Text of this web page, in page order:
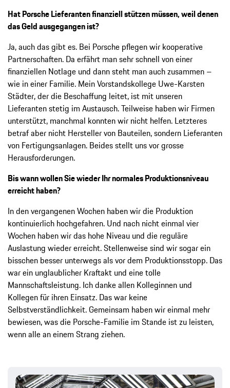
Hat Porsche Lieferanten finanziell stützen müssen, weil denen
das Geld ausgegangen ist?
Ja, auch das gibt es. Bei Porsche pflegen wir kooperative
Partnerschaften. Da erfährt man sehr schnell von einer
finanziellen Notlage und dann steht man auch zusammen –
wie in einer Familie. Mein Vorstandskollege Uwe-Karsten
Städter, der die Beschaffung leitet, ist mit unseren
Lieferanten stetig im Austausch. Teilweise haben wir Firmen
unterstützt, manchmal konnten wir nicht helfen. Letzteres
betraf aber nicht Hersteller von Bauteilen, sondern Lieferanten
von Fertigungsanlagen. Beides stellt uns vor grosse
Herausforderungen.
Bis wann wollen Sie wieder Ihr normales Produktionsniveau
erreicht haben?
In den vergangenen Wochen haben wir die Produktion
kontinuierlich hochgefahren. Und nach nicht einmal vier
Wochen haben wir das hohe Niveau und die reguläre
Auslastung wieder erreicht. Stellenweise sind wir sogar ein
bisschen besser unterwegs als vor dem Produktionsstopp. Das
war ein unglaublicher Kraftakt und eine tolle
Mannschaftsleistung. Ich danke allen Kolleginnen und
Kollegen für ihren Einsatz. Das war keine
Selbstverständlichkeit. Gemeinsam haben wir einmal mehr
bewiesen, was die Porsche-Familie im Stande ist zu leisten,
wenn alle an einem Strang ziehen.